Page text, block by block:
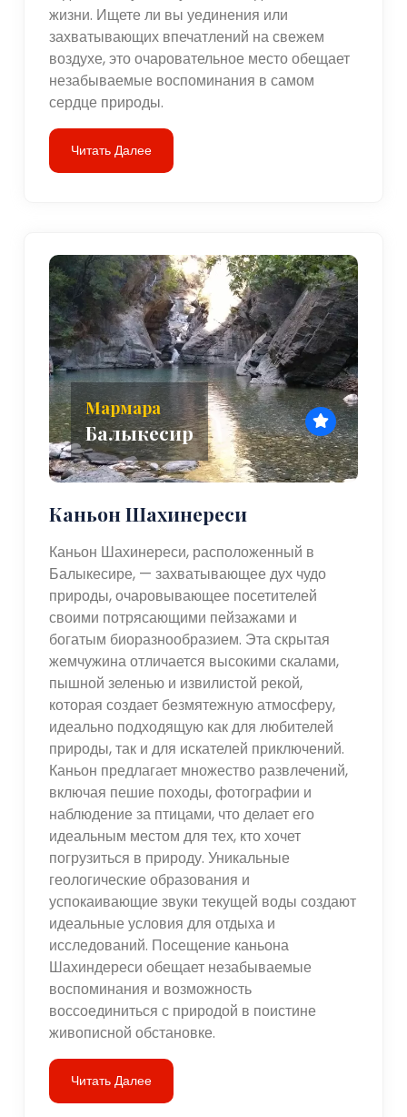
жизни. Ищете ли вы уединения или
захватывающих впечатлений на свежем
воздухе, это очаровательное место обещает
незабываемые воспоминания в самом
сердце природы.
Читать Далее
Мармара
Балыкесир
Каньон Шахинереси
Каньон Шахинереси, расположенный в
Балыкесире, — захватывающее дух чудо
природы, очаровывающее посетителей
своими потрясающими пейзажами и
богатым биоразнообразием. Эта скрытая
жемчужина отличается высокими скалами,
пышной зеленью и извилистой рекой,
которая создает безмятежную атмосферу,
идеально подходящую как для любителей
природы, так и для искателей приключений.
Каньон предлагает множество развлечений,
включая пешие походы, фотографии и
наблюдение за птицами, что делает его
идеальным местом для тех, кто хочет
погрузиться в природу. Уникальные
геологические образования и
успокаивающие звуки текущей воды создают
идеальные условия для отдыха и
исследований. Посещение каньона
Шахиндереси обещает незабываемые
воспоминания и возможность
воссоединиться с природой в поистине
живописной обстановке.
Читать Далее